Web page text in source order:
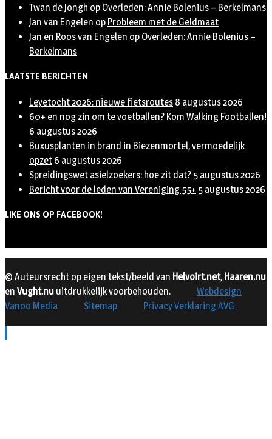
Twan de Jongh op Overleden: Annie Bolenius – Berkelmans
Jan van Engelen op Probleem met de Geldmaat
Jan en Roos van Engelen op Overleden: Annie Bolenius –
Berkelmans
LAATSTE BERICHTEN
Leyetocht 2026: nieuwe fietsroutes 8 augustus 2026
60+ en nog zin om te voetballen? Kom Walking Footballen!
6 augustus 2026
Buxusplanten in brand in Biezenmortel, vermoedelijk
opzet 6 augustus 2026
Spreidingswet asielzoekers: hoe zit dat? 5 augustus 2026
Bericht voor de leden van Vereniging 55+ 5 augustus 2026
LIKE ONS OP FACEBOOK!
© Auteursrecht op eigen tekst/beeld van Helvoirt.net, Haaren.nu
en Vught.nu uitdrukkelijk voorbehouden.
Webdesign
Vanoo Media
Sitemap Privacy Verklaring AVG